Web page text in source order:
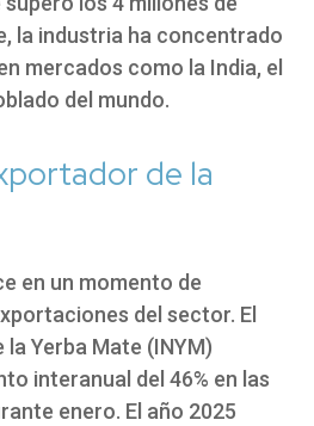
la industria ha concentrado
mercados como la India, el
del mundo.
de la
en un momento de
del sector. El
Yerba Mate (INYM)
interanual del 46% en las
enero. El año 2025